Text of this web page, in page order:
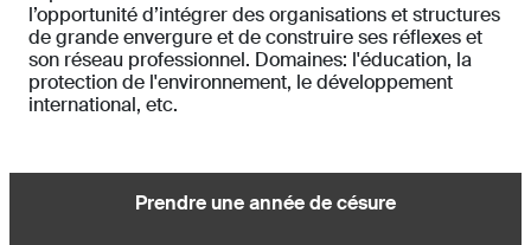
l’opportunité d’intégrer des organisations et structures
de grande envergure et de construire ses réflexes et
son réseau professionnel. Domaines: l'éducation, la
protection de l'environnement, le développement
international, etc.
Prendre une année de césure